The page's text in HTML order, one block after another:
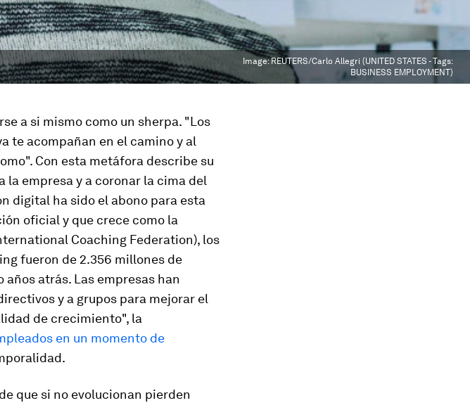
Image:REUTERS/Carlo Allegri (UNITED STATES - Tags:
BUSINESS EMPLOYMENT)
a si mismo como un sherpa. "Los
te acompañan en el camino y al
Con esta metáfora describe su
la empresa y a coronar la cima del
digital ha sido el abono para esta
oficial y que crece como la
Coaching Federation), los
fueron de 2.356 millones de
años atrás. Las empresas han
y a grupos para mejorar el
de crecimiento", la
en un momento de
que si no evolucionan pierden